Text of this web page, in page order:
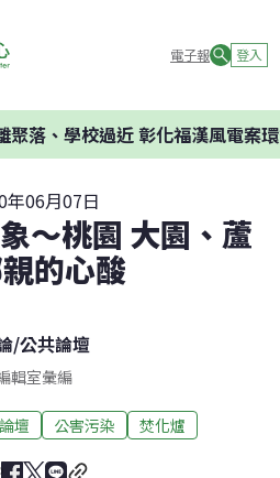
電子報 登入
、學校過近 彰化福漢風電案環委
年06月07日
～桃園 大園、蘆
的心酸
/公共論壇
輯室彙編
壇 公害污染 焚化爐